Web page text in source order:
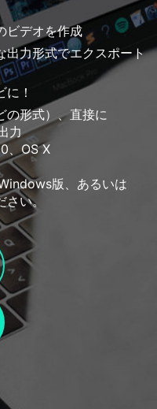
ビデオを作成
出力形式でエクスポート
！
の形式）、直接に
力
、OS X
版、あるいは
い。